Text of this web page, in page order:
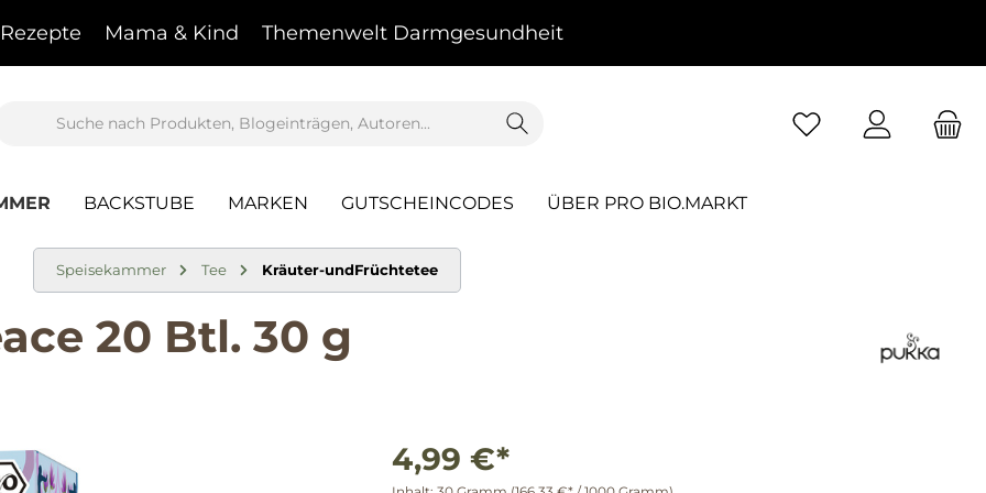
Rezepte Mama & Kind Themenwelt Darmgesundheit
BACKSTUBE MARKEN GUTSCHEINCODES ÜBER PRO BIO.MARKT
Speisekammer Tee Kräuter-undFrüchtetee
20 Btl. 30 g
4,99 €*